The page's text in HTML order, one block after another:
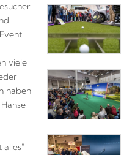
viele
haben
alles"